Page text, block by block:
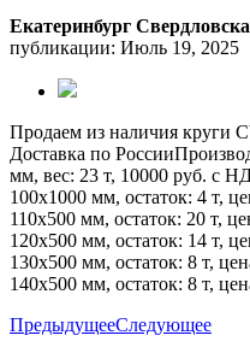
Екатеринбург
публикации: Июль 19, 2025
Продаем из наличия круги
Доставка по
мм, вес: 23 т, 10000 руб. с
100х1000 мм, остаток: 4 т,
110х500 мм, остаток: 20 т,
120х500 мм, остаток: 14 т,
130х500 мм, остаток: 8 т,
140х500 мм, остаток: 8 т,
ПредыдущееСледующее